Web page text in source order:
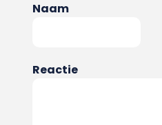
Naam
Reactie